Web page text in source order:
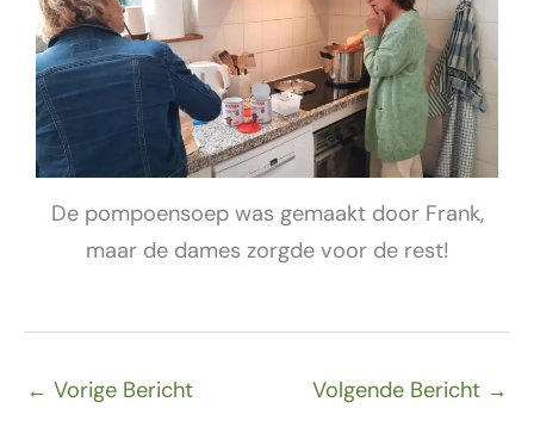
De pompoensoep was gemaakt door Frank,
maar de dames zorgde voor de rest!
← Vorige Bericht Volgende Bericht →